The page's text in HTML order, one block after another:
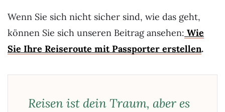
Wenn Sie sich nicht sicher sind, wie das geht,
können Sie sich unseren Beitrag ansehen: Wie
Sie Ihre Reiseroute mit Passporter erstellen.
Reisen ist dein Traum, aber es